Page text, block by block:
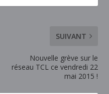
SUIVANT
Nouvelle grève sur le
réseau TCL ce vendredi 22
mai 2015 !